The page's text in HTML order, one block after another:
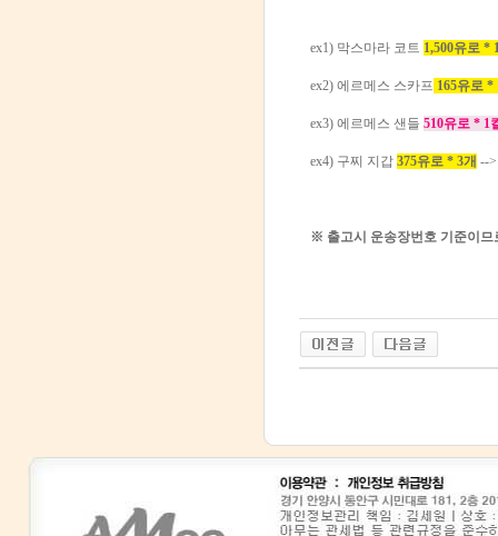
ex1) 막스마라 코트 1,500유로 *
ex2) 에르메스 스카프 165유로 *
ex3) 에르메스 샌들 510유로 * 1
ex4) 구찌 지갑 375유로 * 3개 --
※ 출고시 운송장번호 기준이므